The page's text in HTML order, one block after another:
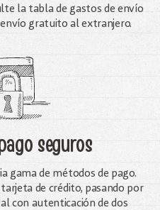
la tabla de gastos de envío
gratuito al extranjero.
seguros
gama de métodos de pago.
de crédito, pasando por
con autenticación de dos